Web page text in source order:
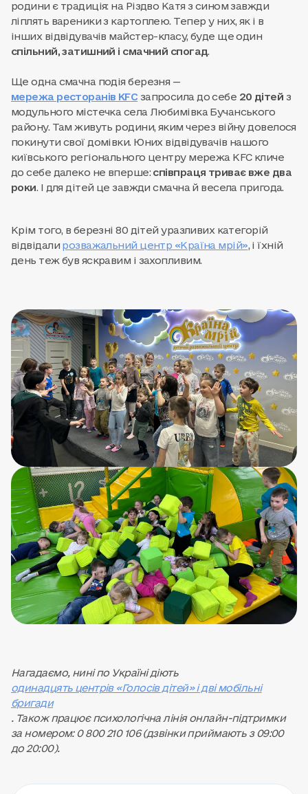
родини є традиція: на Різдво Катя з сином завжди
ліплять вареники з картоплею. Тепер у них, як і в
інших відвідувачів майстер-класу, буде ще один
спільний, затишний і смачний спогад.
Ще одна смачна подія березня —
мережа ресторанів KFC запросила до себе 20 дітей з
модульного містечка села Любимівка Бучанського
району. Там живуть родини, яким через війну довелося
покинути свої домівки. Юних відвідувачів нашого
київського регіонального центру мережа KFC кличе
до себе далеко не вперше: співпраця триває вже два
роки. І для дітей це завжди смачна й весела пригода.
Крім того, в березні 80 дітей уразливих категорій
відвідали розважальний центр «Країна мрій», і їхній
день теж був яскравим і захопливим.
Нагадаємо, нині по Україні діють
одинадцять центрів «Голосів дітей» і дві мобільні
бригади
. Також працює психологічна лінія онлайн-підтримки
за номером: 0 800 210 106 (дзвінки приймають з 09:00
до 20:00).